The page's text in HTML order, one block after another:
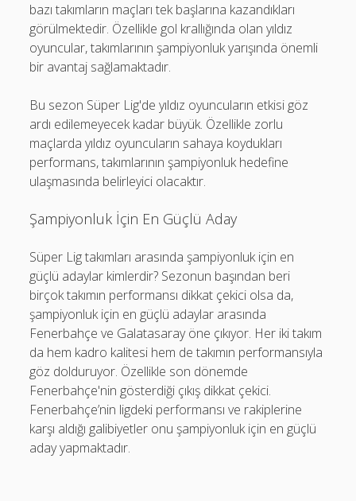
bazı takımların maçları tek başlarına kazandıkları
görülmektedir. Özellikle gol krallığında olan yıldız
oyuncular, takımlarının şampiyonluk yarışında önemli
bir avantaj sağlamaktadır.
Bu sezon Süper Lig'de yıldız oyuncuların etkisi göz
ardı edilemeyecek kadar büyük. Özellikle zorlu
maçlarda yıldız oyuncuların sahaya koydukları
performans, takımlarının şampiyonluk hedefine
ulaşmasında belirleyici olacaktır.
Şampiyonluk İçin En Güçlü Aday
Süper Lig takımları arasında şampiyonluk için en
güçlü adaylar kimlerdir? Sezonun başından beri
birçok takımın performansı dikkat çekici olsa da,
şampiyonluk için en güçlü adaylar arasında
Fenerbahçe ve Galatasaray öne çıkıyor. Her iki takım
da hem kadro kalitesi hem de takımın performansıyla
göz dolduruyor. Özellikle son dönemde
Fenerbahçe'nin gösterdiği çıkış dikkat çekici.
Fenerbahçe’nin ligdeki performansı ve rakiplerine
karşı aldığı galibiyetler onu şampiyonluk için en güçlü
aday yapmaktadır.